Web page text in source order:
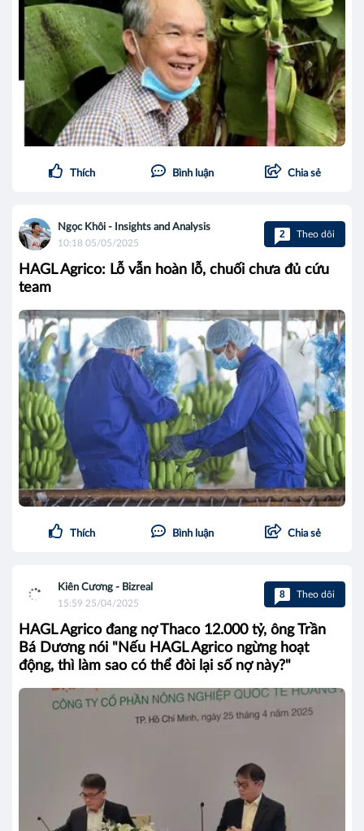
Thích Bình luận Chia sẻ
Ngọc Khôi - Insights and Analysis
10:18 05/05/2025
2 Theo dõi
HAGL Agrico: Lỗ vẫn hoàn lỗ, chuối chưa đủ cứu
team
Thích Bình luận Chia sẻ
Kiên Cương - Bizreal
15:59 25/04/2025
8 Theo dõi
HAGL Agrico đang nợ Thaco 12.000 tỷ, ông Trần
Bá Dương nói "Nếu HAGL Agrico ngừng hoạt
động, thì làm sao có thể đòi lại số nợ này?"